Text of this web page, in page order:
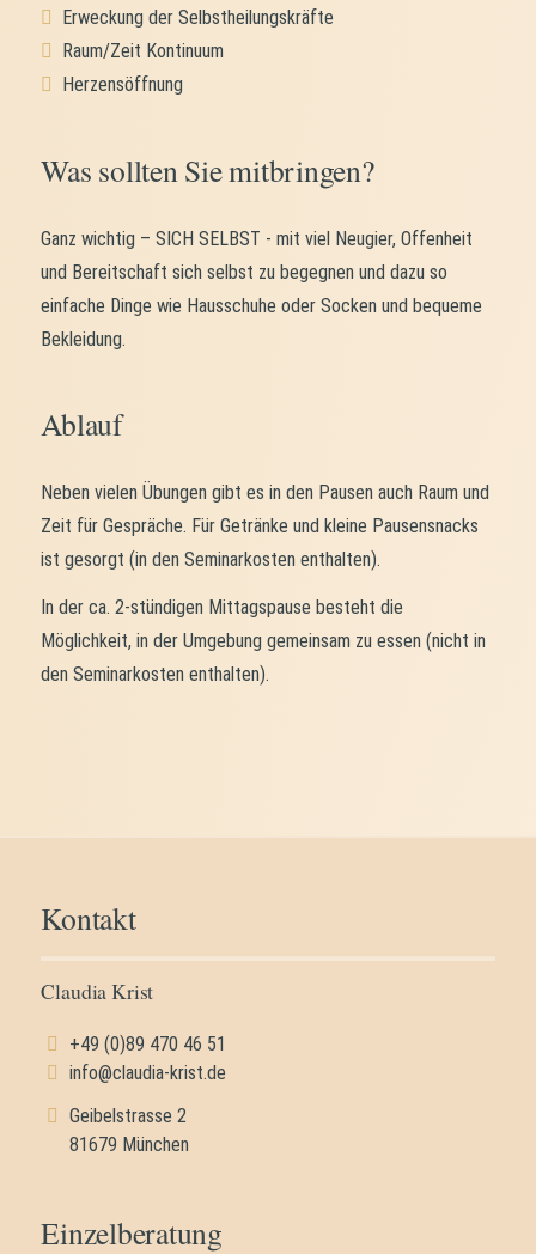
Erweckung der Selbstheilungskräfte
Raum/Zeit Kontinuum
Herzensöffnung
Was sollten Sie mitbringen?
Ganz wichtig – SICH SELBST - mit viel Neugier, Offenheit
und Bereitschaft sich selbst zu begegnen und dazu so
einfache Dinge wie Hausschuhe oder Socken und bequeme
Bekleidung.
Ablauf
Neben vielen Übungen gibt es in den Pausen auch Raum und
Zeit für Gespräche. Für Getränke und kleine Pausensnacks
ist gesorgt (in den Seminarkosten enthalten).
In der ca. 2-stündigen Mittagspause besteht die
Möglichkeit, in der Umgebung gemeinsam zu essen (nicht in
den Seminarkosten enthalten).
Kontakt
Claudia Krist
+49 (0)89 470 46 51
info@claudia-krist.de
Geibelstrasse 2
81679 München
Einzelberatung